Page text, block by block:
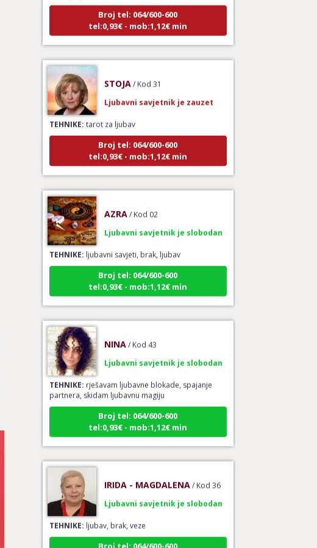
Broj tel: 064/600-600
tel:0,93€ - mob:1,12€ min
TEHNIKE:tarot za ljubav
Broj tel: 064/600-600
tel:0,93€ - mob:1,12€ min
TEHNIKE:ljubavni savjeti, brak, ljubav
Broj tel: 064/600-600
tel:0,93€ - mob:1,12€ min
TEHNIKE:rješavam ljubavne blokade, spajanje
partnera, skidam ljubavnu magiju
Broj tel: 064/600-600
tel:0,93€ - mob:1,12€ min
TEHNIKE:ljubav, brak, veze
Broj tel: 064/600-600